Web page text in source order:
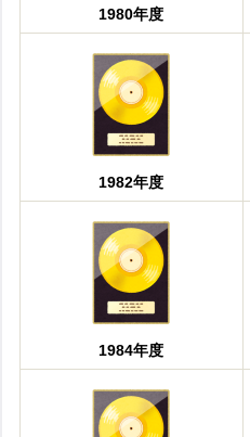
1980年度
1982年度
1984年度